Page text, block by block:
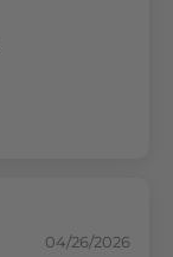
04/26/2026